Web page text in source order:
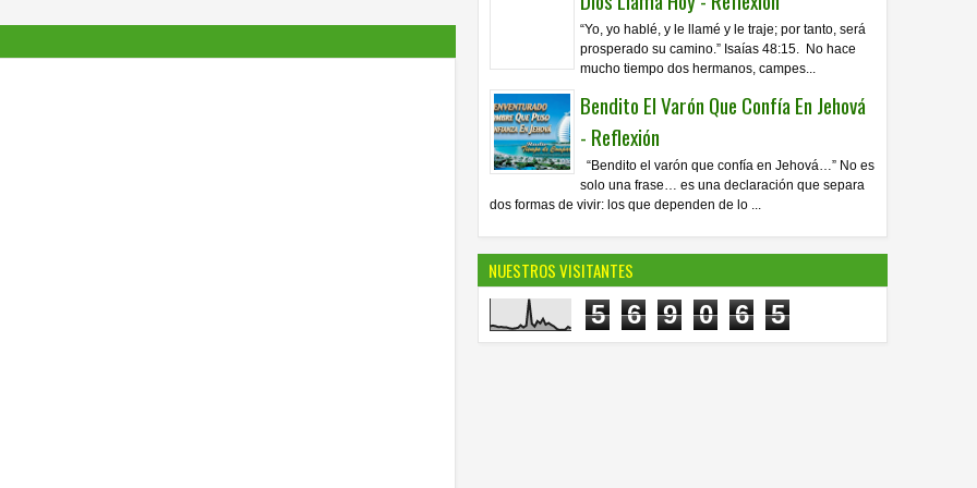
“Yo, yo hablé, y le llamé y le traje; por tanto, será
prosperado su camino.” Isaías 48:15. No hace
mucho tiempo dos hermanos, campes...
Bendito El Varón Que Confía En Jehová
- Reflexión
“Bendito el varón que confía en Jehová…” No es
solo una frase… es una declaración que separa
dos formas de vivir: los que dependen de lo ...
NUESTROS VISITANTES
5 6 9 0 6 5